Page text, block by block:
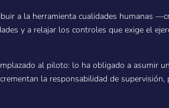
a la herramienta cualidades humanas
y a relajar los controles que exige el
al piloto: lo ha obligado a asumir
la responsabilidad de supervisión,